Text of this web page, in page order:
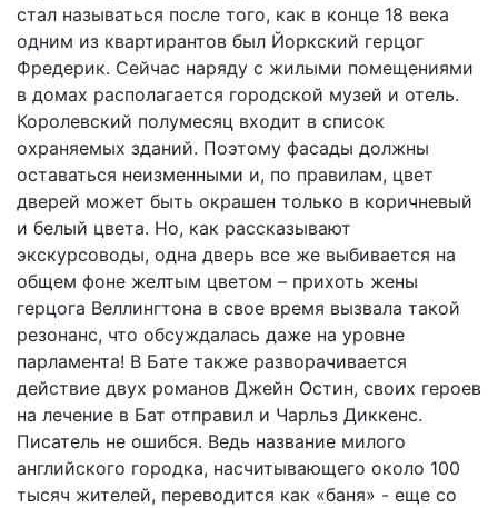
стал называться после того, как в конце 18 века
одним из квартирантов был Йоркский герцог
Фредерик. Сейчас наряду с жилыми помещениями
в домах располагается городской музей и отель.
Королевский полумесяц входит в список
охраняемых зданий. Поэтому фасады должны
оставаться неизменными и, по правилам, цвет
дверей может быть окрашен только в коричневый
и белый цвета. Но, как рассказывают
экскурсоводы, одна дверь все же выбивается на
общем фоне желтым цветом – прихоть жены
герцога Веллингтона в свое время вызвала такой
резонанс, что обсуждалась даже на уровне
парламента! В Бате также разворачивается
действие двух романов Джейн Остин, своих героев
на лечение в Бат отправил и Чарльз Диккенс.
Писатель не ошибся. Ведь название милого
английского городка, насчитывающего около 100
тысяч жителей, переводится как «баня» - еще со